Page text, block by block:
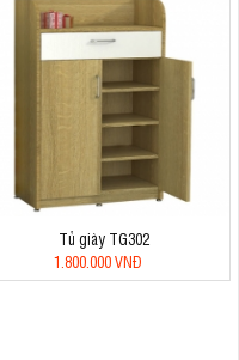
Tủ giày TG302
1.800.000 VNĐ